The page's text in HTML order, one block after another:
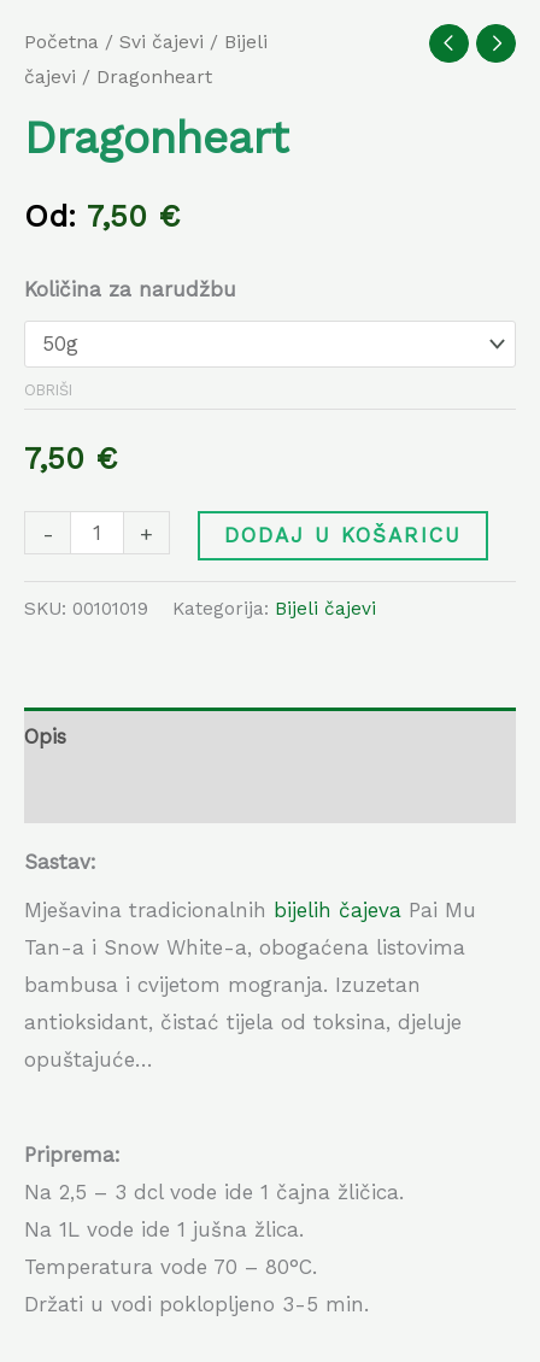
Početna / Svi čajevi / Bijeli
čajevi / Dragonheart
Dragonheart
Od: 7,50 €
Količina za narudžbu
OBRIŠI
7,50 €
- + DODAJ U KOŠARICU
SKU: 00101019 Kategorija: Bijeli čajevi
Opis
Sastav:
Mješavina tradicionalnih bijelih čajeva Pai Mu
Tan-a i Snow White-a, obogaćena listovima
bambusa i cvijetom mogranja. Izuzetan
antioksidant, čistać tijela od toksina, djeluje
opuštajuće…
Priprema:
Na 2,5 – 3 dcl vode ide 1 čajna žličica.
Na 1L vode ide 1 jušna žlica.
Temperatura vode 70 – 80°C.
Držati u vodi poklopljeno 3-5 min.